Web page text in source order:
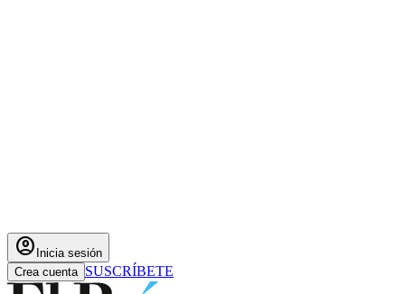
account_circle Inicia sesión
Crea cuenta SUSCRÍBETE